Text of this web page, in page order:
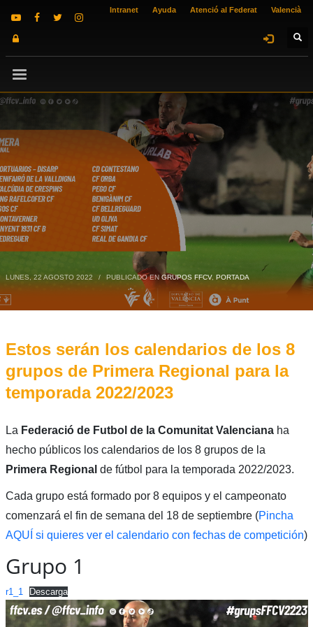
Intranet Ayuda Atenció al Federat Valencià
LUNES, 22 AGOSTO 2022 / PUBLICADO EN GRUPOS FFCV, PORTADA
Estos serán los calendarios de los 8
grupos de Primera Regional para la
temporada 2022/2023
La Federació de Futbol de la Comunitat Valencianaha
hecho públicos los calendarios de los 8 grupos de la
Primera Regional de fútbol para la temporada 2022/2023.
Cada grupo está formado por 8 equipos y el campeonato
comenzará el fin de semana del 18 de septiembre (Pincha
AQUÍ si quieres ver el calendario con fechas de competición)
Grupo 1
r1_1 Descarga